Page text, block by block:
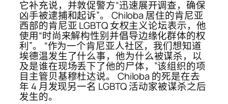
它补充说，并敦促警方“迅速展开调查，确保
凶手被逮捕和起诉”。 Chiloba 居住的肯尼亚
西部的肯尼亚 LGBTQ 女权主义论坛表示，他
使用“时尚来解构性别并倡导边缘化群体的权
利”。 “作为一个肯尼亚人社区，我们想知道
埃德温发生了什么事，他为什么被谋杀，以
及是谁在现场丢下了他的尸体，”该组织的项
目主管贝基穆杜达说。 Chiloba 的死是在去
年 4 月发现另一名 LGBTQ 活动家被谋杀之后
发生的。